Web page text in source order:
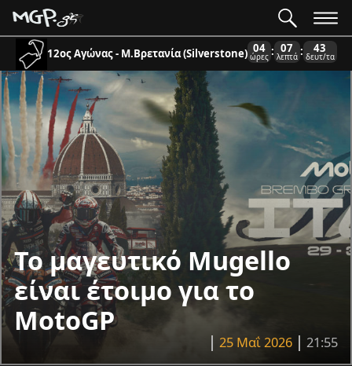
12ος Αγώνας - Μ.Βρετανία (Silverstone) 04
ώρες : 07
λεπτά : 43
δευτ/τα
Το μαγευτικό Mugello
είναι έτοιμο για το
MotoGP
25 Μαΐ 2026 21:55